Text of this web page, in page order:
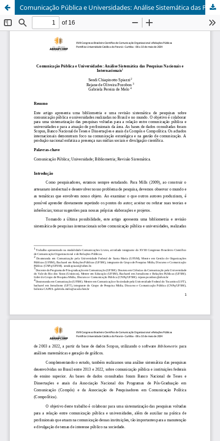
Comunicação Pública e Universidades: Análise Sistemática das Pesquisas Nacionais e Internacionais